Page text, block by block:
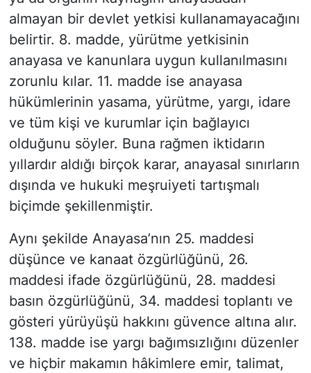
almayan bir devlet yetkisi kullanamayacağını
belirtir. 8. madde, yürütme yetkisinin
anayasa ve kanunlara uygun kullanılmasını
zorunlu kılar. 11. madde ise anayasa
hükümlerinin yasama, yürütme, yargı, idare
ve tüm kişi ve kurumlar için bağlayıcı
olduğunu söyler. Buna rağmen iktidarın
yıllardır aldığı birçok karar, anayasal sınırların
dışında ve hukuki meşruiyeti tartışmalı
biçimde şekillenmiştir.
Aynı şekilde Anayasa’nın 25. maddesi
düşünce ve kanaat özgürlüğünü, 26.
maddesi ifade özgürlüğünü, 28. maddesi
basın özgürlüğünü, 34. maddesi toplantı ve
gösteri yürüyüşü hakkını güvence altına alır.
138. madde ise yargı bağımsızlığını düzenler
ve hiçbir makamın hâkimlere emir, talimat,